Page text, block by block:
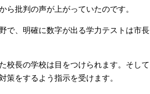
ら批判の声が上がっていたのです。
で、明確に数字が出る学力テストは市長
校長の学校は目をつけられます。そして
策をするよう指示を受けます。